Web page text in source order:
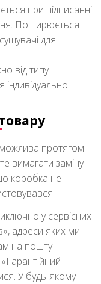
при підписанні
Поширюється
для
від типу
протягом
вимагати заміну
коробка не
у сервісних
адреси яких ми
на пошту
У будь-якому